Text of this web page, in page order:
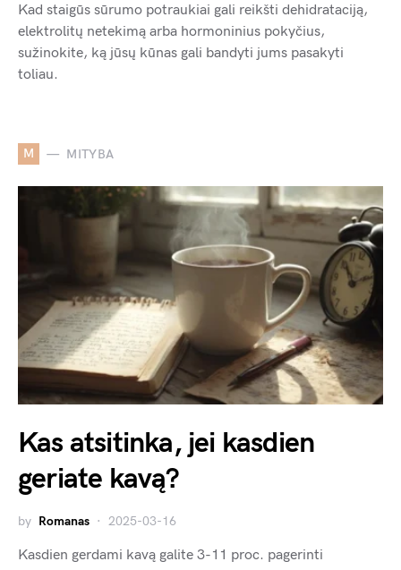
Kad staigūs sūrumo potraukiai gali reikšti dehidrataciją,
elektrolitų netekimą arba hormoninius pokyčius,
sužinokite, ką jūsų kūnas gali bandyti jums pasakyti
toliau.
M MITYBA
Kas atsitinka, jei kasdien
geriate kavą?
by Romanas 2025-03-16
Kasdien gerdami kavą galite 3-11 proc. pagerinti